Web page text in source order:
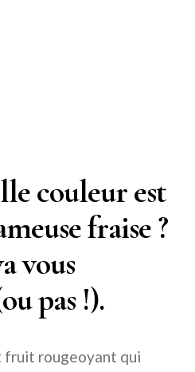
couleur est
fraise ?
vous
pas !).
fruit rougeoyant qui